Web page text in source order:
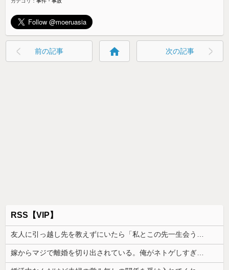
前の記事 home 次の記事
RSS【VIP】